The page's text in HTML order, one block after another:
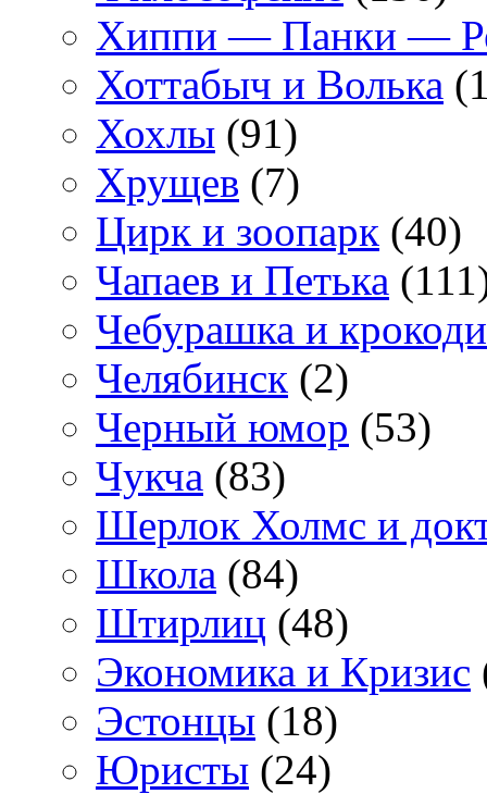
Хиппи — Панки —
Хоттабыч и Волька
Хохлы (91)
Хрущев (7)
Цирк и зоопарк (40)
Чапаев и Петька
Чебурашка и
Челябинск (2)
Черный юмор (53)
Чукча (83)
Шерлок Холмс и
Школа (84)
Штирлиц (48)
Экономика и Кризис
Эстонцы (18)
Юристы (24)